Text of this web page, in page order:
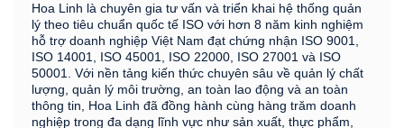
Hoa Linh là chuyên gia tư vấn và triển khai hệ thống quản
lý theo tiêu chuẩn quốc tế ISO với hơn 8 năm kinh nghiệm
hỗ trợ doanh nghiệp Việt Nam đạt chứng nhận ISO 9001,
ISO 14001, ISO 45001, ISO 22000, ISO 27001 và ISO
50001. Với nền tảng kiến thức chuyên sâu về quản lý chất
lượng, quản lý môi trường, an toàn lao động và an toàn
thông tin, Hoa Linh đã đồng hành cùng hàng trăm doanh
nghiệp trong đa dạng lĩnh vực như sản xuất, thực phẩm,